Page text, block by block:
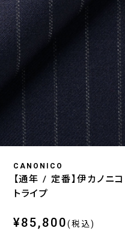
CANONICO
【通年 / 定番】伊カノニ
トライプ
¥85,800(税込)